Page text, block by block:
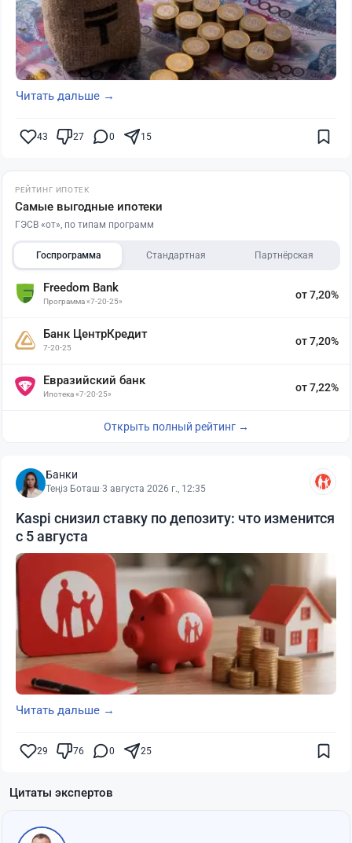
Читать дальше →
43 27 0 15
РЕЙТИНГ ИПОТЕК
Самые выгодные ипотеки
ГЭСВ «от», по типам программ
Госпрограмма Стандартная Партнёрская
Freedom Bank
Программа «7-20-25»
от 7,20%
Банк ЦентрКредит
7-20-25
от 7,20%
Евразийский банк
Ипотека «7-20-25»
от 7,22%
Открыть полный рейтинг →
Банки
Теңіз Боташ·3 августа 2026 г., 12:35
Kaspi снизил ставку по депозиту: что изменится
с 5 августа
Читать дальше →
29 76 0 25
Цитаты экспертов